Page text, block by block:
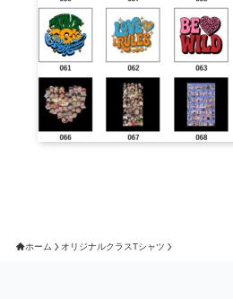
ホーム オリジナルクラスTシャツ